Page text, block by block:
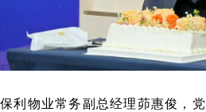
保利物业常务副总经理茆惠俊，